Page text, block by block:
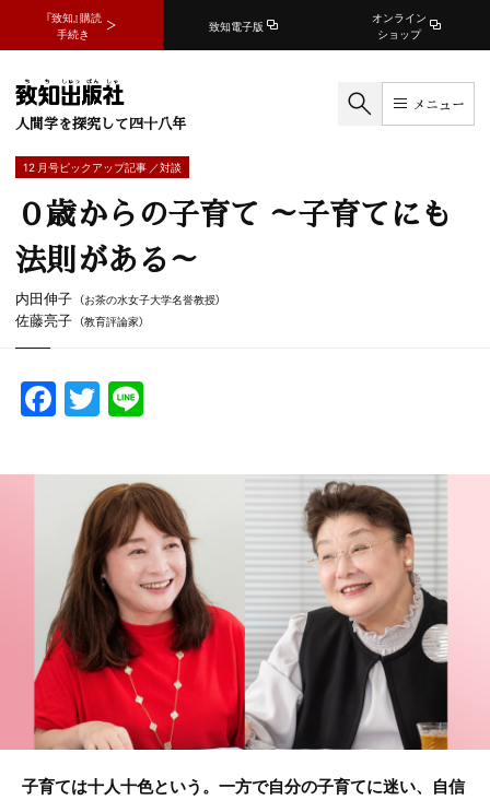
『致知』購読
手続き
致知電子版
オンライン
ショップ
人間学を探究して四十八年
メニュー
12 月号ピックアップ記事 ／対談
０歳からの子育て ～子育てにも
法則がある～
内田伸子 （お茶の水女子大学名誉教授）
佐藤亮子 （教育評論家）
F
a
c
b
o
o
k
T
w
itt
er
e
子育ては十人十色という。一方で自分の子育てに迷い、自信